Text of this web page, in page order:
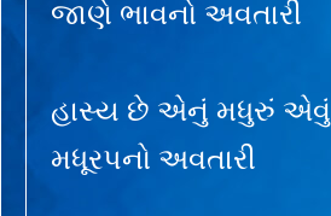
જાણે ભાવનો અવતારી
હાસ્ય છે એનું મધુરું
મધૂરપનો અવતારી